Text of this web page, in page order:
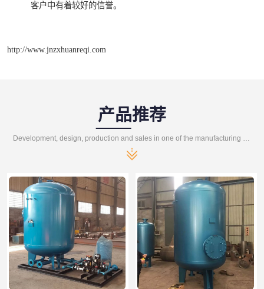
客户中有着较好的信誉。
http://www.jnzxhuanreqi.com
产品推荐